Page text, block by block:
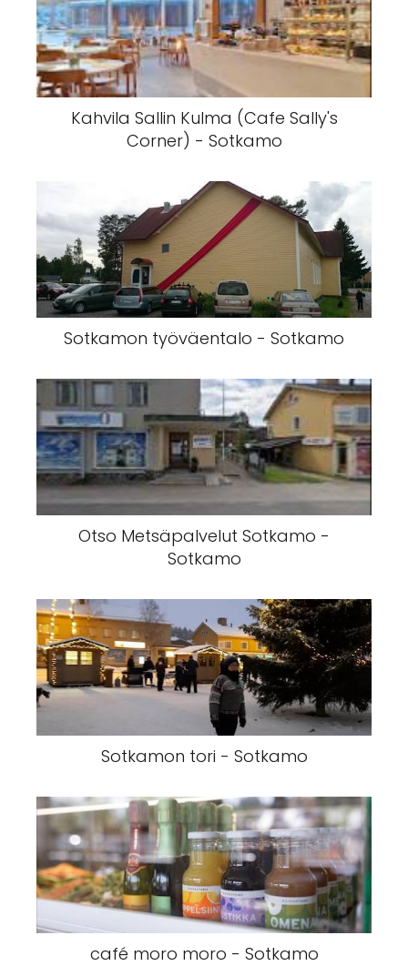
Kahvila Sallin Kulma (Cafe Sally's
Corner) - Sotkamo
Sotkamon työväentalo - Sotkamo
Otso Metsäpalvelut Sotkamo -
Sotkamo
Sotkamon tori - Sotkamo
café moro moro - Sotkamo